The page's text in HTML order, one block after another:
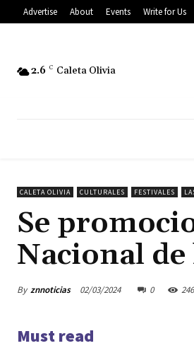
Advertise About Events Write for Us
2.6 C Caleta Olivia
CALETA OLIVIA CULTURALES FESTIVALES
Se
Nacional de
By znnoticias 02/03/2024 0 246
Must read